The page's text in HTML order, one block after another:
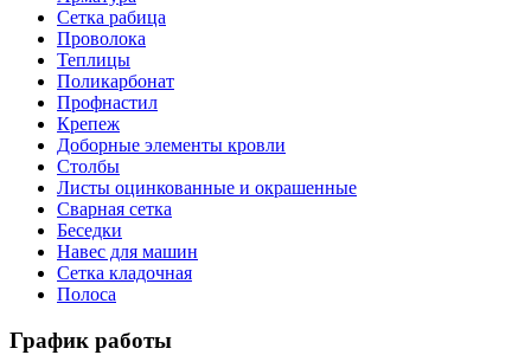
Сетка рабица
Проволока
Теплицы
Поликарбонат
Профнастил
Крепеж
Доборные элементы кровли
Столбы
Листы оцинкованные и окрашенные
Сварная сетка
Беседки
Навес для машин
Сетка кладочная
Полоса
График работы